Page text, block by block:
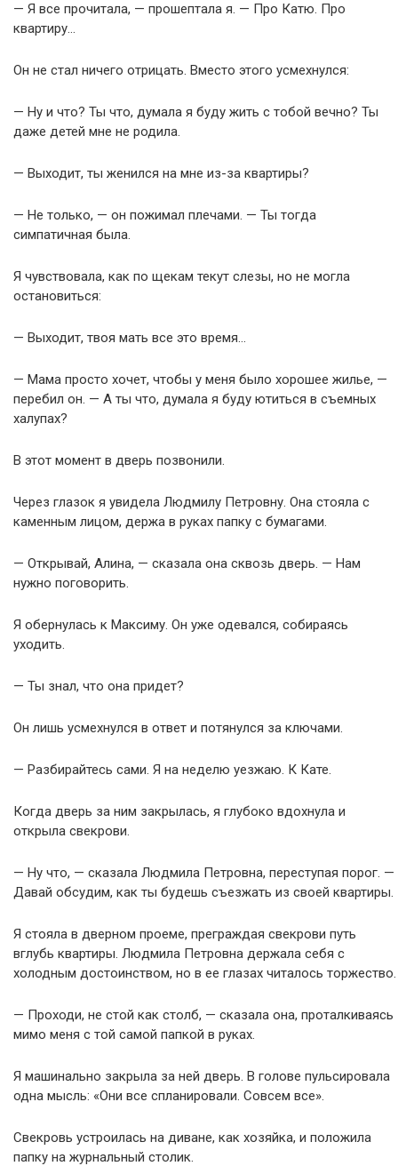
— Я все прочитала, — прошептала я. — Про Катю. Про
квартиру…
Он не стал ничего отрицать. Вместо этого усмехнулся:
— Ну и что? Ты что, думала я буду жить с тобой вечно? Ты
даже детей мне не родила.
— Выходит, ты женился на мне из-за квартиры?
— Не только, — он пожимал плечами. — Ты тогда
симпатичная была.
Я чувствовала, как по щекам текут слезы, но не могла
остановиться:
— Выходит, твоя мать все это время…
— Мама просто хочет, чтобы у меня было хорошее жилье, —
перебил он. — А ты что, думала я буду ютиться в съемных
халупах?
В этот момент в дверь позвонили.
Через глазок я увидела Людмилу Петровну. Она стояла с
каменным лицом, держа в руках папку с бумагами.
— Открывай, Алина, — сказала она сквозь дверь. — Нам
нужно поговорить.
Я обернулась к Максиму. Он уже одевался, собираясь
уходить.
— Ты знал, что она придет?
Он лишь усмехнулся в ответ и потянулся за ключами.
— Разбирайтесь сами. Я на неделю уезжаю. К Кате.
Когда дверь за ним закрылась, я глубоко вдохнула и
открыла свекрови.
— Ну что, — сказала Людмила Петровна, переступая порог. —
Давай обсудим, как ты будешь съезжать из своей квартиры.
Я стояла в дверном проеме, преграждая свекрови путь
вглубь квартиры. Людмила Петровна держала себя с
холодным достоинством, но в ее глазах читалось торжество.
— Проходи, не стой как столб, — сказала она, проталкиваясь
мимо меня с той самой папкой в руках.
Я машинально закрыла за ней дверь. В голове пульсировала
одна мысль: «Они все спланировали. Совсем все».
Свекровь устроилась на диване, как хозяйка, и положила
папку на журнальный столик.